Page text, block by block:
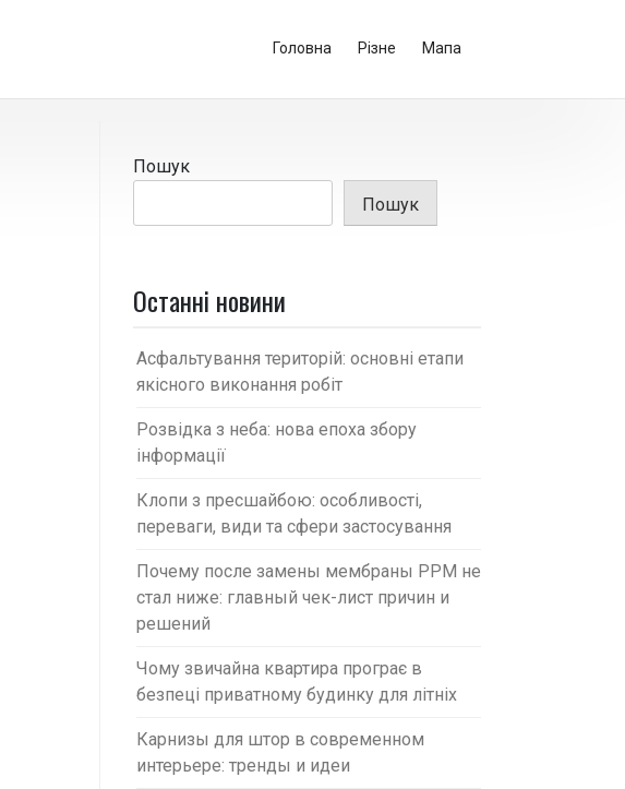
Головна Різне Мапа
Пошук
Пошук
Останні новини
Асфальтування територій: основні етапи
якісного виконання робіт
Розвідка з неба: нова епоха збору
інформації
Клопи з пресшайбою: особливості,
переваги, види та сфери застосування
Почему после замены мембраны PPM не
стал ниже: главный чек-лист причин и
решений
Чому звичайна квартира програє в
безпеці приватному будинку для літніх
Карнизы для штор в современном
интерьере: тренды и идеи